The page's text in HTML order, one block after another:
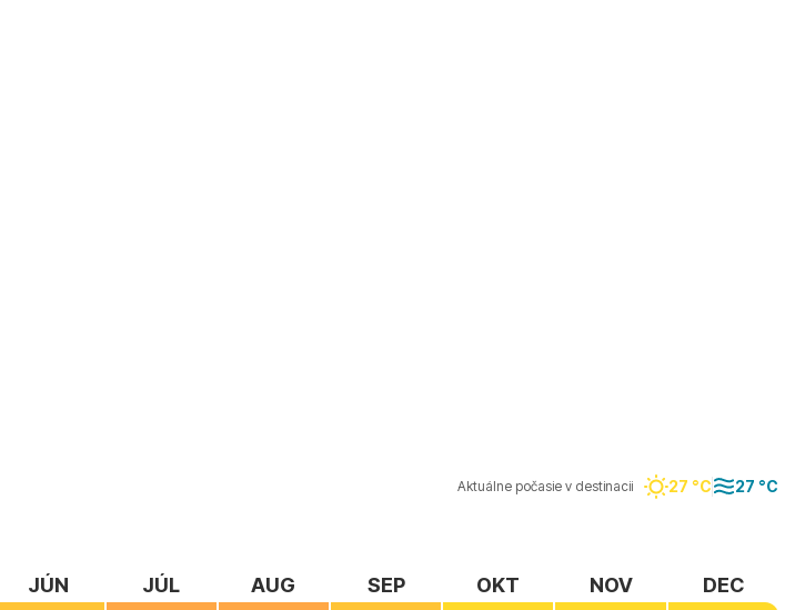
Aktuálne počasie v destinacii 27 °C 27 °C
JÚN JÚL AUG SEP OKT NOV DEC